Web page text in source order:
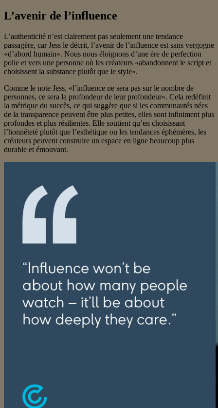
L’avenir de l’influence
L’authenticité n’est clairement pas seulement une tendance
passagère, car Jess le décrit, l’avenir de l’influence est sans vergogne
«d’abord humain». Nous nous éloignons d’une ère de perfection
polie et vers une personne où les créateurs «abandonnent le script et
choisissent la substance plutôt que le style».
Comme le note Jess, «l’influence ne sera pas sur le nombre de
personnes, ce sera la profondeur de leur profondeur». Cela redéfinit
la métrique du succès, ce qui suggère que si les communautés nées
de la transparence peuvent être plus petites, elles sont infiniment plus
profondes et plus résilientes. Elle soutient qu’en choisissant
l’honnêteté plutôt que l’esthétique ou les tendances éphémères, les
créateurs peuvent construire un espace en ligne beaucoup plus
durable et émouvant.